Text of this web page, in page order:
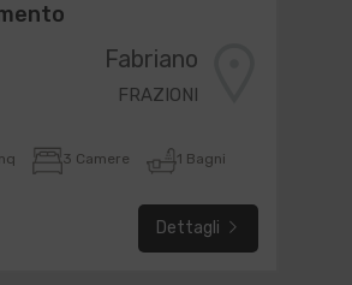
Fabriano
FRAZIONI
3 Camere 1 Bagni
Dettagli